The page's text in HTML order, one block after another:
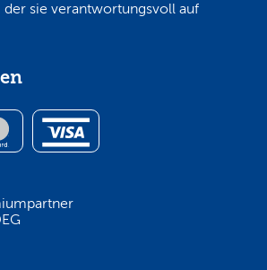
der sie verantwortungsvoll auf